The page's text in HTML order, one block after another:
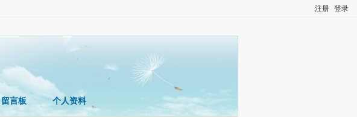
注册 登录
留言板 个人资料